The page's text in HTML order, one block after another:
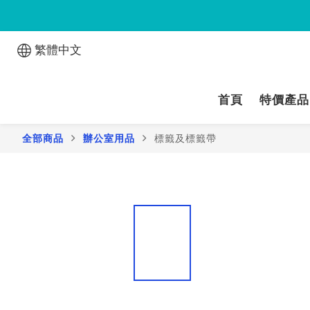
繁體中文
首頁 特價產品
全部商品 辦公室用品 標籤及標籤帶